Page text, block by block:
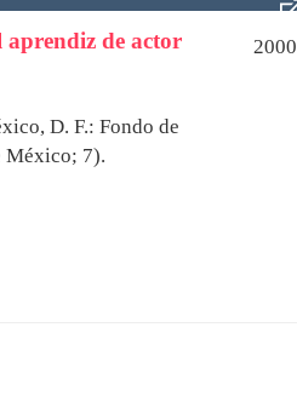
aprendiz de actor
2000
D. F.: Fondo de
México; 7).